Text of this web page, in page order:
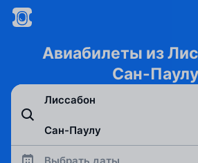
Авиабилеты из
Сан-Паулу
Выбрать даты